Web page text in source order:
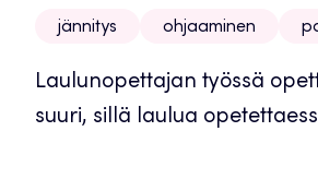
jännitys ohjaaminen
Laulunopettajan työssä
suuri, sillä laulua